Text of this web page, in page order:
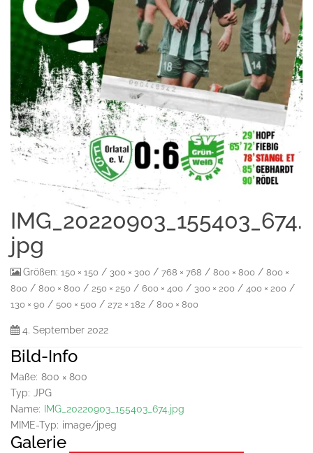
IMG_20220903_155403_674.
jpg
Größen: 150 × 150 / 300 × 300 / 768 × 768 / 800 × 800 / 800 ×
800 / 800 × 800 / 250 × 250 / 600 × 400 / 300 × 200 / 400 × 200 /
130 × 90 / 500 × 500 / 272 × 182 / 800 × 800
4. September 2022
Bild-Info
Maße: 800 × 800
Typ: JPG
Name: IMG_20220903_155403_674.jpg
MIME-Typ: image/jpeg
Galerie